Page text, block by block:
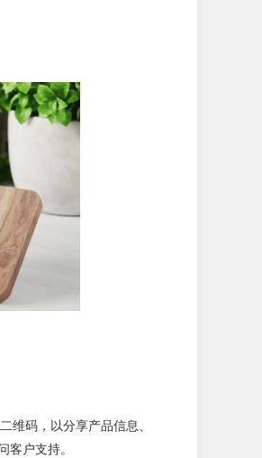
维码，以分享产品信息、
客户支持。